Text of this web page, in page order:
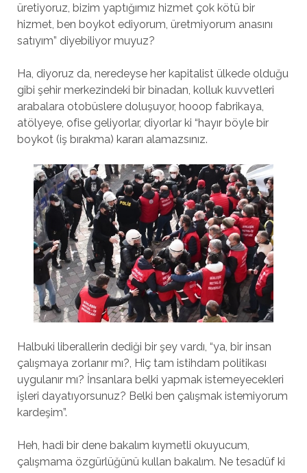
üretiyoruz, bizim yaptığımız hizmet çok kötü bir
hizmet, ben boykot ediyorum, üretmiyorum anasını
satıyım” diyebiliyor muyuz?
Ha, diyoruz da, neredeyse her kapitalist ülkede olduğu
gibi şehir merkezindeki bir binadan, kolluk kuvvetleri
arabalara otobüslere doluşuyor, hooop fabrikaya,
atölyeye, ofise geliyorlar, diyorlar ki “hayır böyle bir
boykot (iş bırakma) kararı alamazsınız.
Halbuki liberallerin dediği bir şey vardı, “ya, bir insan
çalışmaya zorlanır mı?, Hiç tam istihdam politikası
uygulanır mı? İnsanlara belki yapmak istemeyecekleri
işleri dayatıyorsunuz? Belki ben çalışmak istemiyorum
kardeşim”.
Heh, hadi bir dene bakalım kıymetli okuyucum,
çalışmama özgürlüğünü kullan bakalım. Ne tesadüf ki